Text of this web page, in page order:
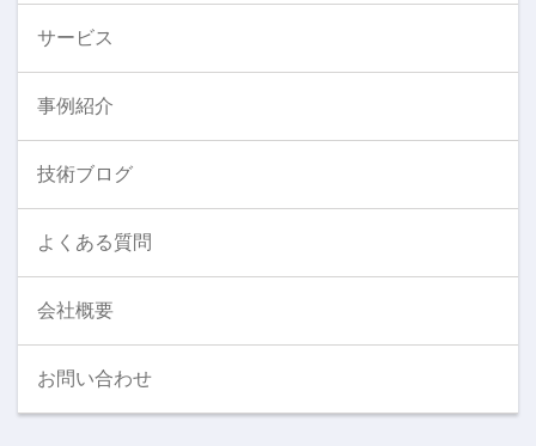
サービス
事例紹介
技術ブログ
よくある質問
会社概要
お問い合わせ